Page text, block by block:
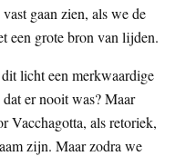
gaan zien, als we de
een grote bron van lijden.
licht een merkwaardige
er nooit was? Maar
Vacchagotta, als retoriek,
zijn. Maar zodra we